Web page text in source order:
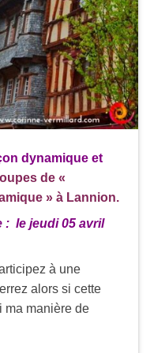
dynamique et
de «
» à Lannion.
: le jeudi 05 avril
à une
alors si cette
ma manière de